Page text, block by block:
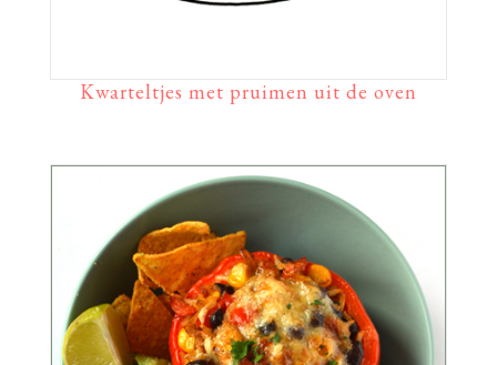
Kwarteltjes met pruimen uit de oven